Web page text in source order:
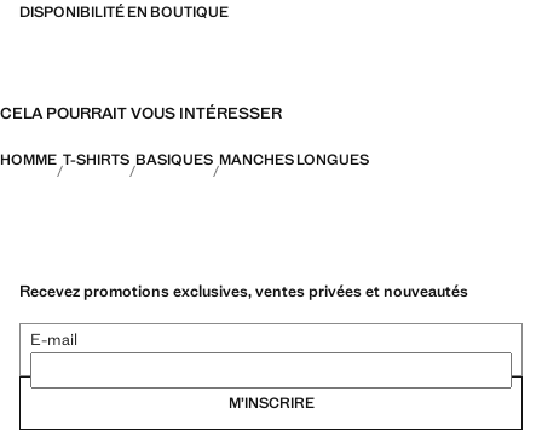
DISPONIBILITÉ EN BOUTIQUE
CELA POURRAIT VOUS INTÉRESSER
HOMME T-SHIRTS BASIQUES MANCHES LONGUES
Recevez promotions exclusives, ventes privées et nouveautés
E-mail
M’INSCRIRE